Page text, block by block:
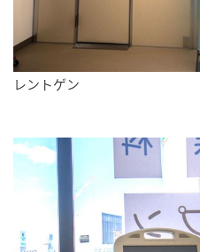
レントゲン